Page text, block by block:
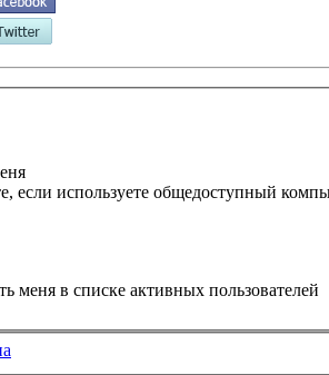
если используете общедоступный
меня в списке активных пользователей